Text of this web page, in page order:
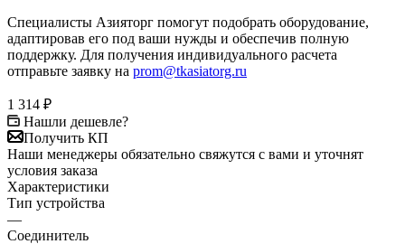
Специалисты Азияторг помогут подобрать оборудование,
адаптировав его под ваши нужды и обеспечив полную
поддержку. Для получения индивидуального расчета
отправьте заявку на prom@tkasiatorg.ru
1 314 ₽
Нашли дешевле?
Получить КП
Наши менеджеры обязательно свяжутся с вами и уточнят
условия заказа
Характеристики
Тип устройства
—
Соединитель